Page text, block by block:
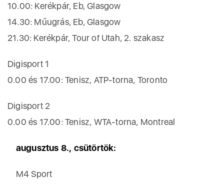
10.00: Kerékpár, Eb, Glasgow
14.30: Műugrás, Eb, Glasgow
21.30: Kerékpár, Tour of Utah, 2. szakasz
Digisport 1
0.00 és 17.00: Tenisz, ATP-torna, Toronto
Digisport 2
0.00 és 17.00: Tenisz, WTA-torna, Montreal
augusztus 8., csütörtök:
M4 Sport